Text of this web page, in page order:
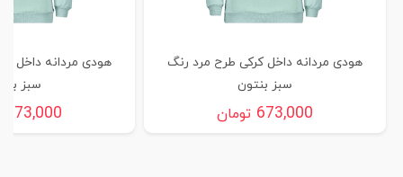
هودی مردانه داخل کرکی طرح مرد رنگ
سبز بنتون
673,000 تومان
هودی مردانه داخل
سبز
673,000